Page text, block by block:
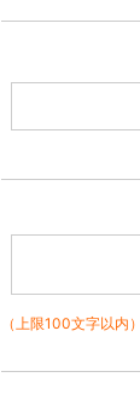
（上限100文字以内）